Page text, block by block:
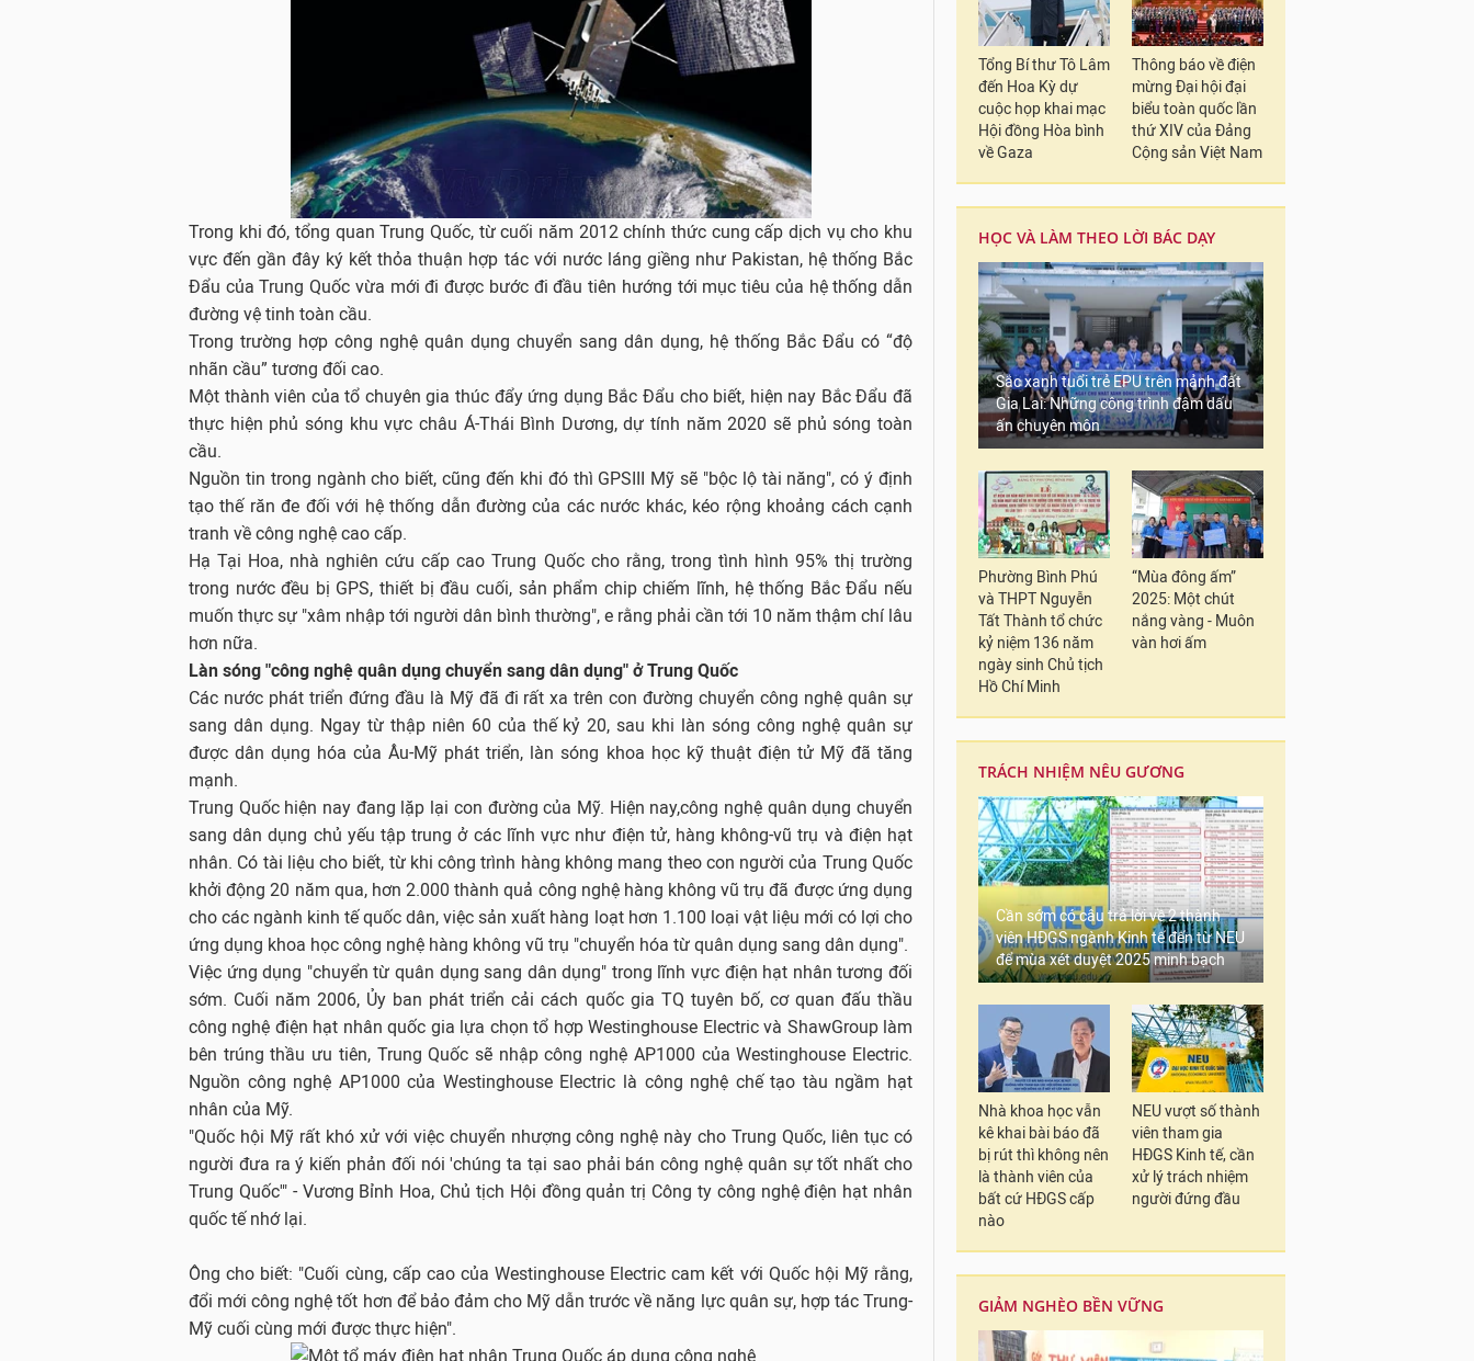
Trong khi đó, tổng quan Trung Quốc, từ cuối năm 2012 chính thức cung cấp dịch vụ cho khu
vực đến gần đây ký kết thỏa thuận hợp tác với nước láng giềng như Pakistan, hệ thống Bắc
Đẩu của Trung Quốc vừa mới đi được bước đi đầu tiên hướng tới mục tiêu của hệ thống dẫn
đường vệ tinh toàn cầu.
Trong trường hợp công nghệ quân dụng chuyển sang dân dụng, hệ thống Bắc Đẩu có “độ
nhãn cầu” tương đối cao.
Một thành viên của tổ chuyên gia thúc đẩy ứng dụng Bắc Đẩu cho biết, hiện nay Bắc Đẩu đã
thực hiện phủ sóng khu vực châu Á-Thái Bình Dương, dự tính năm 2020 sẽ phủ sóng toàn
cầu.
Nguồn tin trong ngành cho biết, cũng đến khi đó thì GPSIII Mỹ sẽ "bộc lộ tài năng", có ý định
tạo thế răn đe đối với hệ thống dẫn đường của các nước khác, kéo rộng khoảng cách cạnh
tranh về công nghệ cao cấp.
Hạ Tại Hoa, nhà nghiên cứu cấp cao Trung Quốc cho rằng, trong tình hình 95% thị trường
trong nước đều bị GPS, thiết bị đầu cuối, sản phẩm chip chiếm lĩnh, hệ thống Bắc Đẩu nếu
muốn thực sự "xâm nhập tới người dân bình thường", e rằng phải cần tới 10 năm thậm chí lâu
hơn nữa.
Làn sóng "công nghệ quân dụng chuyển sang dân dụng" ở Trung Quốc
Các nước phát triển đứng đầu là Mỹ đã đi rất xa trên con đường chuyển công nghệ quân sự
sang dân dụng. Ngay từ thập niên 60 của thế kỷ 20, sau khi làn sóng công nghệ quân sự
được dân dụng hóa của Âu-Mỹ phát triển, làn sóng khoa học kỹ thuật điện tử Mỹ đã tăng
mạnh.
Trung Quốc hiện nay đang lặp lại con đường của Mỹ. Hiện nay,công nghệ quân dụng chuyển
sang dân dụng chủ yếu tập trung ở các lĩnh vực như điện tử, hàng không-vũ trụ và điện hạt
nhân. Có tài liệu cho biết, từ khi công trình hàng không mang theo con người của Trung Quốc
khởi động 20 năm qua, hơn 2.000 thành quả công nghệ hàng không vũ trụ đã được ứng dụng
cho các ngành kinh tế quốc dân, việc sản xuất hàng loạt hơn 1.100 loại vật liệu mới có lợi cho
ứng dụng khoa học công nghệ hàng không vũ trụ "chuyển hóa từ quân dụng sang dân dụng".
Việc ứng dụng "chuyển từ quân dụng sang dân dụng" trong lĩnh vực điện hạt nhân tương đối
sớm. Cuối năm 2006, Ủy ban phát triển cải cách quốc gia TQ tuyên bố, cơ quan đấu thầu
công nghệ điện hạt nhân quốc gia lựa chọn tổ hợp Westinghouse Electric và ShawGroup làm
bên trúng thầu ưu tiên, Trung Quốc sẽ nhập công nghệ AP1000 của Westinghouse Electric.
Nguồn công nghệ AP1000 của Westinghouse Electric là công nghệ chế tạo tàu ngầm hạt
nhân của Mỹ.
"Quốc hội Mỹ rất khó xử với việc chuyển nhượng công nghệ này cho Trung Quốc, liên tục có
người đưa ra ý kiến phản đối nói 'chúng ta tại sao phải bán công nghệ quân sự tốt nhất cho
Trung Quốc'" - Vương Bỉnh Hoa, Chủ tịch Hội đồng quản trị Công ty công nghệ điện hạt nhân
quốc tế nhớ lại.
Ông cho biết: "Cuối cùng, cấp cao của Westinghouse Electric cam kết với Quốc hội Mỹ rằng,
đổi mới công nghệ tốt hơn để bảo đảm cho Mỹ dẫn trước về năng lực quân sự, hợp tác Trung-
Mỹ cuối cùng mới được thực hiện".
Tổng Bí thư Tô Lâm
đến Hoa Kỳ dự
cuộc họp khai mạc
Hội đồng Hòa bình
về Gaza
Thông báo về điện
mừng Đại hội đại
biểu toàn quốc lần
thứ XIV của Đảng
Cộng sản Việt Nam
HỌC VÀ LÀM THEO LỜI BÁC DẠY
Sắc xanh tuổi trẻ EPU trên mảnh đất
Gia Lai: Những công trình đậm dấu
ấn chuyên môn
Phường Bình Phú
và THPT Nguyễn
Tất Thành tổ chức
kỷ niệm 136 năm
ngày sinh Chủ tịch
Hồ Chí Minh
“Mùa đông ấm”
2025: Một chút
nắng vàng - Muôn
vàn hơi ấm
TRÁCH NHIỆM NÊU GƯƠNG
Cần sớm có câu trả lời về 2 thành
viên HĐGS ngành Kinh tế đến từ NEU
để mùa xét duyệt 2025 minh bạch
Nhà khoa học vẫn
kê khai bài báo đã
bị rút thì không nên
là thành viên của
bất cứ HĐGS cấp
nào
NEU vượt số thành
viên tham gia
HĐGS Kinh tế, cần
xử lý trách nhiệm
người đứng đầu
GIẢM NGHÈO BỀN VỮNG